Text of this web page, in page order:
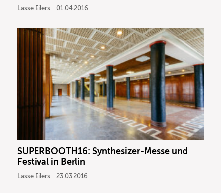
Lasse Eilers 01.04.2016
SUPERBOOTH16: Synthesizer-Messe und
Festival in Berlin
Lasse Eilers 23.03.2016